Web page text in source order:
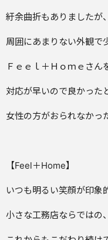
紆余曲折もありましたが
周囲にあまりない外観で
Ｆｅｅｌ＋Ｈｏｍｅさん
対応が早いので良かった
女性の方がおられなかっ
【Feel＋Home】
いつも明るい笑顔が印象
小さな工務店ならではの